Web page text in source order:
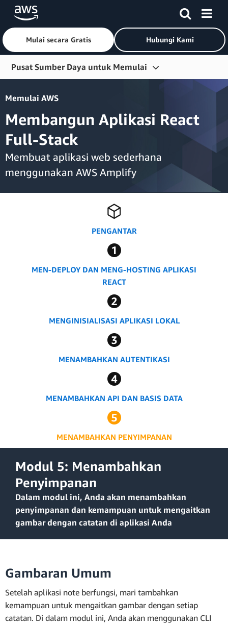
Lewati ke Konten Utama
Mulai secara Gratis Hubungi Kami
Pusat Sumber Daya untuk Memulai
Sumber Daya Lainnya
Memulai AWS
Membangun Aplikasi React
Full-Stack
Membuat aplikasi web sederhana
menggunakan AWS Amplify
PENGANTAR
MEN-DEPLOY DAN MENG-HOSTING APLIKASI
REACT
MENGINISIALISASI APLIKASI LOKAL
MENAMBAHKAN AUTENTIKASI
MENAMBAHKAN API DAN BASIS DATA
MENAMBAHKAN PENYIMPANAN
Modul 5: Menambahkan
Penyimpanan
Dalam modul ini, Anda akan menambahkan
penyimpanan dan kemampuan untuk mengaitkan
gambar dengan catatan di aplikasi Anda
Gambaran Umum
Setelah aplikasi note berfungsi, mari tambahkan
kemampuan untuk mengaitkan gambar dengan setiap
catatan. Di dalam modul ini, Anda akan menggunakan CLI